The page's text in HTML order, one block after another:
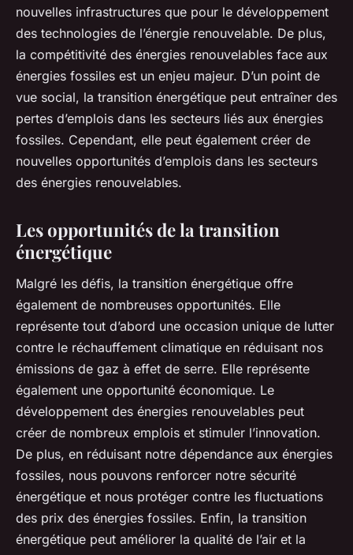
nouvelles infrastructures que pour le développement
des technologies de l’énergie renouvelable. De plus,
la compétitivité des énergies renouvelables face aux
énergies fossiles est un enjeu majeur. D’un point de
vue social, la transition énergétique peut entraîner des
pertes d’emplois dans les secteurs liés aux énergies
fossiles. Cependant, elle peut également créer de
nouvelles opportunités d’emplois dans les secteurs
des énergies renouvelables.
Les opportunités de la transition
énergétique
Malgré les défis, la transition énergétique offre
également de nombreuses opportunités. Elle
représente tout d’abord une occasion unique de lutter
contre le réchauffement climatique en réduisant nos
émissions de gaz à effet de serre. Elle représente
également une opportunité économique. Le
développement des énergies renouvelables peut
créer de nombreux emplois et stimuler l’innovation.
De plus, en réduisant notre dépendance aux énergies
fossiles, nous pouvons renforcer notre sécurité
énergétique et nous protéger contre les fluctuations
des prix des énergies fossiles. Enfin, la transition
énergétique peut améliorer la qualité de l’air et la